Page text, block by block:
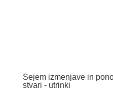
Sejem izmenjave in
stvari - utrinki